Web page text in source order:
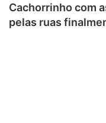
Cachorrinho com
pelas ruas